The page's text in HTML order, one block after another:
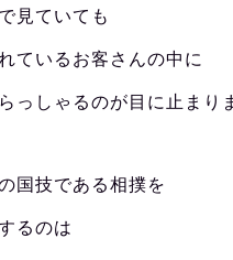
見ていても
ているお客さんの中に
っしゃるのが目に止まり
国技である相撲を
るのは